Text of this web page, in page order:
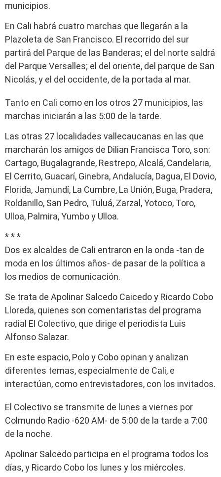
municipios.
En Cali habrá cuatro marchas que llegarán a la
Plazoleta de San Francisco. El recorrido del sur
partirá del Parque de las Banderas; el del norte saldrá
del Parque Versalles; el del oriente, del parque de San
Nicolás, y el del occidente, de la portada al mar.
Tanto en Cali como en los otros 27 municipios, las
marchas iniciarán a las 5:00 de la tarde.
Las otras 27 localidades vallecaucanas en las que
marcharán los amigos de Dilian Francisca Toro, son:
Cartago, Bugalagrande, Restrepo, Alcalá, Candelaria,
El Cerrito, Guacarí, Ginebra, Andalucía, Dagua, El Dovio,
Florida, Jamundí, La Cumbre, La Unión, Buga, Pradera,
Roldanillo, San Pedro, Tuluá, Zarzal, Yotoco, Toro,
Ulloa, Palmira, Yumbo y Ulloa.
* * *
Dos ex alcaldes de Cali entraron en la onda -tan de
moda en los últimos años- de pasar de la política a
los medios de comunicación.
Se trata de Apolinar Salcedo Caicedo y Ricardo Cobo
Lloreda, quienes son comentaristas del programa
radial El Colectivo, que dirige el periodista Luis
Alfonso Salazar.
En este espacio, Polo y Cobo opinan y analizan
diferentes temas, especialmente de Cali, e
interactúan, como entrevistadores, con los invitados.
El Colectivo se transmite de lunes a viernes por
Colmundo Radio -620 AM- de 5:00 de la tarde a 7:00
de la noche.
Apolinar Salcedo participa en el programa todos los
días, y Ricardo Cobo los lunes y los miércoles.